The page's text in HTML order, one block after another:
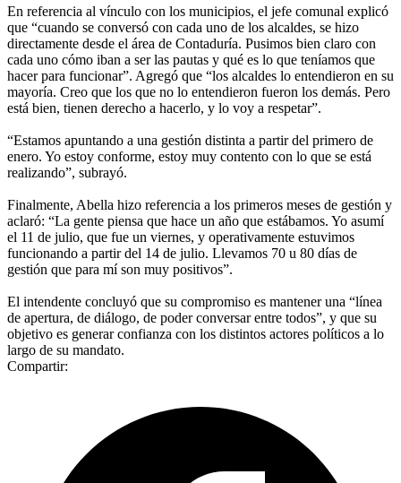
En referencia al vínculo con los municipios, el jefe comunal explicó
que “cuando se conversó con cada uno de los alcaldes, se hizo
directamente desde el área de Contaduría. Pusimos bien claro con
cada uno cómo iban a ser las pautas y qué es lo que teníamos que
hacer para funcionar”. Agregó que “los alcaldes lo entendieron en su
mayoría. Creo que los que no lo entendieron fueron los demás. Pero
está bien, tienen derecho a hacerlo, y lo voy a respetar”.
“Estamos apuntando a una gestión distinta a partir del primero de
enero. Yo estoy conforme, estoy muy contento con lo que se está
realizando”, subrayó.
Finalmente, Abella hizo referencia a los primeros meses de gestión y
aclaró: “La gente piensa que hace un año que estábamos. Yo asumí
el 11 de julio, que fue un viernes, y operativamente estuvimos
funcionando a partir del 14 de julio. Llevamos 70 u 80 días de
gestión que para mí son muy positivos”.
El intendente concluyó que su compromiso es mantener una “línea
de apertura, de diálogo, de poder conversar entre todos”, y que su
objetivo es generar confianza con los distintos actores políticos a lo
largo de su mandato.
Compartir: